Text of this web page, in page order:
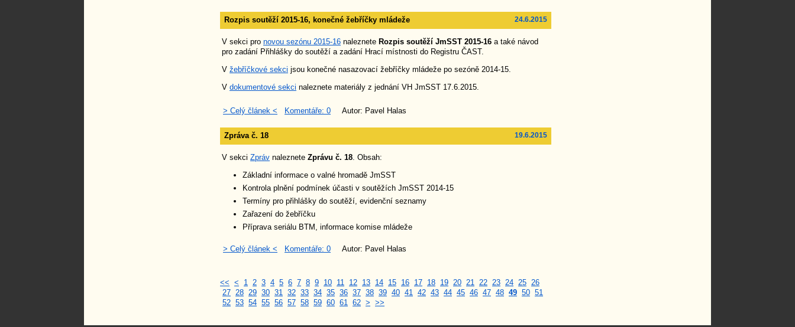
24.6.2015
Rozpis soutěží 2015-16, konečné žebříčky mládeže
V sekci pro novou sezónu 2015-16 naleznete Rozpis soutěží JmSST 2015-16 a také návod
pro zadání Přihlášky do soutěží a zadání Hrací místnosti do Registru ČAST.
V žebříčkové sekci jsou konečné nasazovací žebříčky mládeže po sezóně 2014-15.
V dokumentové sekci naleznete materiály z jednání VH JmSST 17.6.2015.
> Celý článek < Komentáře: 0 Autor: Pavel Halas
19.6.2015
Zpráva č. 18
V sekci Zpráv naleznete Zprávu č. 18. Obsah:
Základní informace o valné hromadě JmSST
Kontrola plnění podmínek účasti v soutěžích JmSST 2014-15
Termíny pro přihlášky do soutěží, evidenční seznamy
Zařazení do žebříčku
Příprava seriálu BTM, informace komise mládeže
> Celý článek < Komentáře: 0 Autor: Pavel Halas
<< < 1 2 3 4 5 6 7 8 9 10 11 12 13 14 15 16 17 18 19 20 21 22 23 24 25 26
27 28 29 30 31 32 33 34 35 36 37 38 39 40 41 42 43 44 45 46 47 48 49 50 51
52 53 54 55 56 57 58 59 60 61 62 > >>